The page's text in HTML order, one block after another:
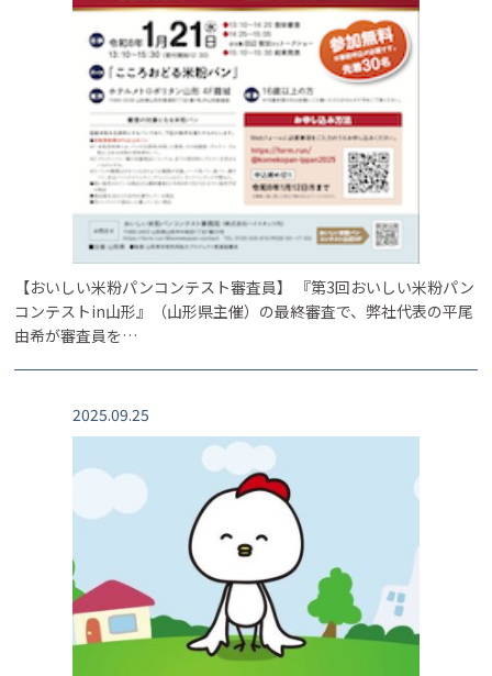
【おいしい米粉パンコンテスト審査員】 『第3回おいしい米粉パン
コンテストin山形』（山形県主催）の最終審査で、弊社代表の平尾
由希が審査員を…
2025.09.25